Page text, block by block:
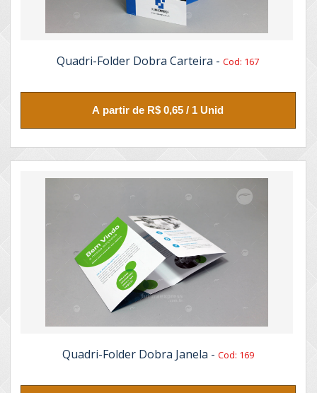
Quadri-Folder Dobra Carteira -Cod: 167
A partir de R$ 0,65 / 1 Unid
Quadri-Folder Dobra Janela - Cod: 169